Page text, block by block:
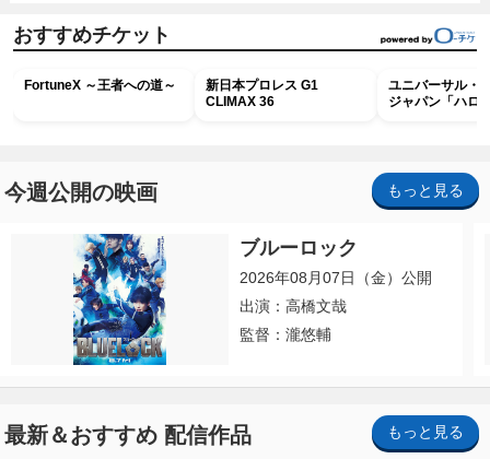
おすすめチケット
FortuneX ～王者への道～
新日本プロレス G1
CLIMAX 36
ユニバーサル・
ジャパン「ハロ
今週公開の映画 もっと見る
ブルーロック
2026年08月07日（金）公開
出演：高橋文哉
監督：瀧悠輔
最新＆おすすめ 配信作品 もっと見る